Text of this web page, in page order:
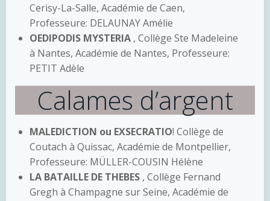
Cerisy-La-Salle, Académie de Caen,
Professeure: DELAUNAY Amélie
OEDIPODIS MYSTERIA , Collège Ste Madeleine
à Nantes, Académie de Nantes, Professeure:
PETIT Adèle
Calames d’argent
MALEDICTION ou EXSECRATIO! Collège de
Coutach à Quissac, Académie de Montpellier,
Professeure: MÜLLER-COUSIN Hélène
LA BATAILLE DE THEBES , Collège Fernand
Gregh à Champagne sur Seine, Académie de